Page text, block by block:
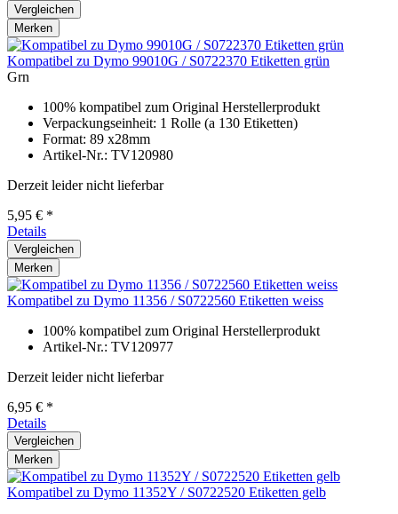
Vergleichen
Merken
Kompatibel zu Dymo 99010G / S0722370 Etiketten grün
Grn
100% kompatibel zum Original Herstellerprodukt
Verpackungseinheit: 1 Rolle (a 130 Etiketten)
Format: 89 x28mm
Artikel-Nr.: TV120980
Derzeit leider nicht lieferbar
5,95 € *
Details
Vergleichen
Merken
Kompatibel zu Dymo 11356 / S0722560 Etiketten weiss
100% kompatibel zum Original Herstellerprodukt
Artikel-Nr.: TV120977
Derzeit leider nicht lieferbar
6,95 € *
Details
Vergleichen
Merken
Kompatibel zu Dymo 11352Y / S0722520 Etiketten gelb